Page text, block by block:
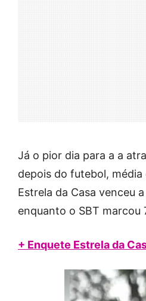
Já o pior dia para a a
depois do futebol,
Estrela da Casa venceu
enquanto o SBT marcou
+ Enquete Estrela da